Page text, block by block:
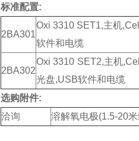
标准配置:
2BA301
Oxi 3310 SET1,主机
软件和电缆
2BA302
Oxi 3310 SET2,主机
光盘,USB软件和电缆
选购附件:
洽询
溶解氧电极(1.5-20